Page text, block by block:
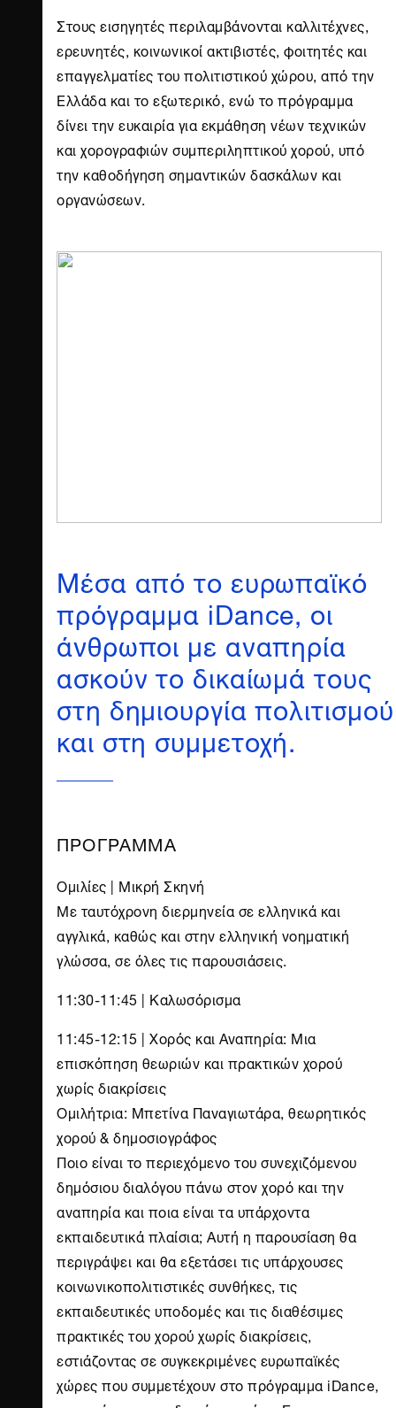
Στους εισηγητές περιλαμβάνονται καλλιτέχνες,
ερευνητές, κοινωνικοί ακτιβιστές, φοιτητές και
επαγγελματίες του πολιτιστικού χώρου, από την
Ελλάδα και το εξωτερικό, ενώ το πρόγραμμα
δίνει την ευκαιρία για εκμάθηση νέων τεχνικών
και χορογραφιών συμπεριληπτικού χορού, υπό
την καθοδήγηση σημαντικών δασκάλων και
οργανώσεων.
Μέσα από το ευρωπαϊκό
πρόγραμμα iDance, οι
άνθρωποι με αναπηρία
ασκούν το δικαίωμά τους
στη δημιουργία πολιτισμού
και στη συμμετοχή.
ΠΡΟΓΡΑΜΜΑ
Ομιλίες | Μικρή Σκηνή
Με ταυτόχρονη διερμηνεία σε ελληνικά και
αγγλικά, καθώς και στην ελληνική νοηματική
γλώσσα, σε όλες τις παρουσιάσεις.
11:30-11:45 | Καλωσόρισμα
11:45-12:15 | Χορός και Αναπηρία: Μια
επισκόπηση θεωριών και πρακτικών χορού
χωρίς διακρίσεις
Ομιλήτρια: Μπετίνα Παναγιωτάρα, θεωρητικός
χορού & δημοσιογράφος
Ποιο είναι το περιεχόμενο του συνεχιζόμενου
δημόσιου διαλόγου πάνω στον χορό και την
αναπηρία και ποια είναι τα υπάρχοντα
εκπαιδευτικά πλαίσια; Αυτή η παρουσίαση θα
περιγράψει και θα εξετάσει τις υπάρχουσες
κοινωνικοπολιτιστικές συνθήκες, τις
εκπαιδευτικές υποδομές και τις διαθέσιμες
πρακτικές του χορού χωρίς διακρίσεις,
εστιάζοντας σε συγκεκριμένες ευρωπαϊκές
χώρες που συμμετέχουν στο πρόγραμμα iDance,